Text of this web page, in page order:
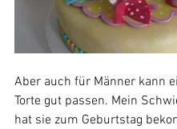
Aber auch für Männer kann
Torte gut passen. Mein
hat sie zum Geburtstag